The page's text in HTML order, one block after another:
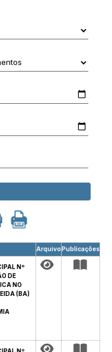
ArquivoPublicações
Nº
DE
NO
(BA)